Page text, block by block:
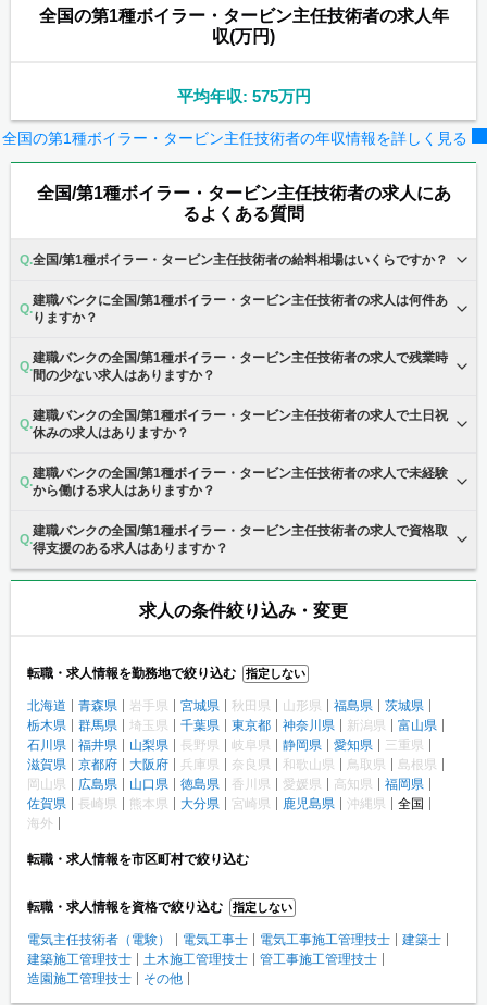
全国の第1種ボイラー・タービン主任技術者の求人年
収(万円)
平均年収: 575万円
全国の第1種ボイラー・タービン主任技術者の年収情報を詳しく見る
全国/第1種ボイラー・タービン主任技術者の求人にあ
るよくある質問
全国/第1種ボイラー・タービン主任技術者の給料相場はいくらですか？
建職バンクに全国/第1種ボイラー・タービン主任技術者の求人は何件あ
りますか？
建職バンクの全国/第1種ボイラー・タービン主任技術者の求人で残業時
間の少ない求人はありますか？
建職バンクの全国/第1種ボイラー・タービン主任技術者の求人で土日祝
休みの求人はありますか？
建職バンクの全国/第1種ボイラー・タービン主任技術者の求人で未経験
から働ける求人はありますか？
建職バンクの全国/第1種ボイラー・タービン主任技術者の求人で資格取
得支援のある求人はありますか？
求人の条件絞り込み・変更
転職・求人情報を勤務地で絞り込む 指定しない
北海道 青森県 岩手県 宮城県 秋田県 山形県 福島県
茨城県
栃木県
群馬県 埼玉県 千葉県 東京都 神奈川県 新潟県
富山県
石川県
福井県 山梨県 長野県 岐阜県 静岡県 愛知県
三重県
滋賀県
京都府 大阪府 兵庫県 奈良県 和歌山県 鳥取県
島根県
岡山県
広島県 山口県 徳島県 香川県 愛媛県 高知県
福岡県
佐賀県
長崎県 熊本県 大分県 宮崎県 鹿児島県 沖縄県
全国
海外
転職・求人情報を市区町村で絞り込む
転職・求人情報を資格で絞り込む 指定しない
電気主任技術者（電験） 電気工事士 電気工事施工管理技士
建築士
建築施工管理技士
土木施工管理技士
管工事施工管理技士
造園施工管理技士
その他